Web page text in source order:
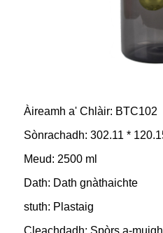
Àireamh a' Chlàir: BTC102
Sònrachadh: 302.11 *
Meud: 2500 ml
Dath: Dath gnàthaichte
stuth: Plastaig
Cleachdadh: Spòrs a-muigh